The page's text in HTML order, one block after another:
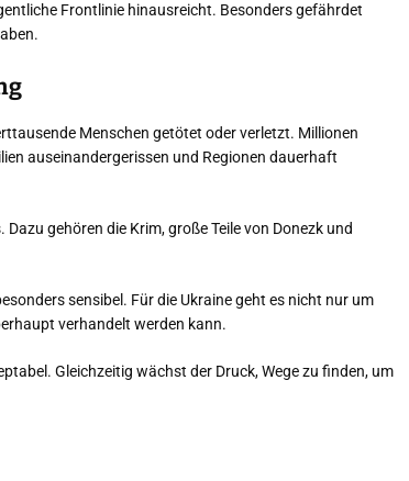
Frontlinie hinausreicht. Besonders gefährdet
Menschen getötet oder verletzt. Millionen
auseinandergerissen und Regionen dauerhaft
gehören die Krim, große Teile von Donezk und
sensibel. Für die Ukraine geht es nicht nur um
verhandelt werden kann.
Gleichzeitig wächst der Druck, Wege zu finden, um